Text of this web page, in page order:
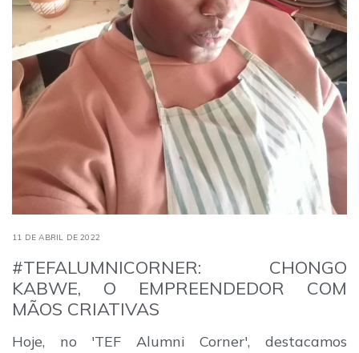
11 DE ABRIL DE 2022
#TEFALUMNICORNER: CHONGO
KABWE, O EMPREENDEDOR COM
MÃOS CRIATIVAS
Hoje, no 'TEF Alumni Corner', destacamos